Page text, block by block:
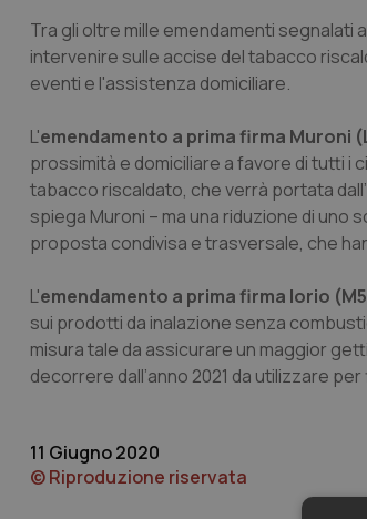
Tra gli oltre mille emendamenti segnalati
intervenire sulle accise del tabacco
eventi e l'assistenza domiciliare.
L'emendamento a prima firma Muroni
prossimità e domiciliare a favore di tutti i
tabacco riscaldato, che verrà portata
spiega Muroni – ma una riduzione di
proposta condivisa e trasversale, che
L'emendamento a prima firma Iorio
sui prodotti da inalazione senza
misura tale da assicurare un maggior
decorrere dall’anno 2021 da utilizzare
11 Giugno 2020
© Riproduzione riservata